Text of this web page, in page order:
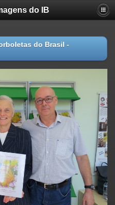
do IB
do Brasil -